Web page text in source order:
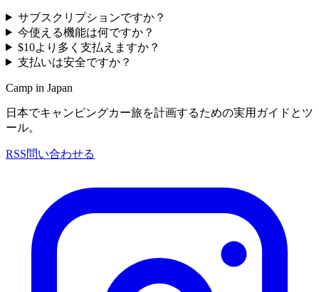
サブスクリプションですか？
今使える機能は何ですか？
$10より多く支払えますか？
支払いは安全ですか？
Camp in Japan
日本でキャンピングカー旅を計画するための実用ガイドとツ
ール。
RSS問い合わせる